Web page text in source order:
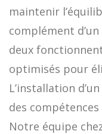
maintenir
complément
deux
optimisés pour
L’installation
des
Notre équipe